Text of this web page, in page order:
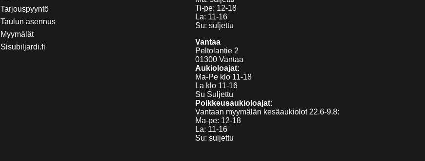
Tarjouspyyntö
Taulun asennus
Myymälät
Sisubiljardi.fi
Ti-pe: 12-18
La: 11-16
Su: suljettu
Vantaa
Peltolantie 2
01300 Vantaa
Aukioloajat:
Ma-Pe klo 11-18
La klo 11-16
Su Suljettu
Poikkeusaukioloajat:
Vantaan myymälän kesäaukiolot 22.6-9.8:
Ma-pe: 12-18
La: 11-16
Su: suljettu